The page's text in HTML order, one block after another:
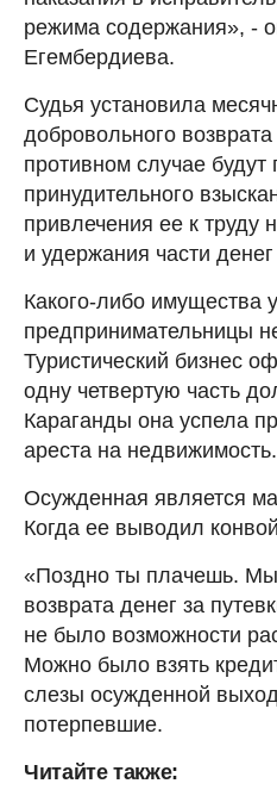
режима содержания», -
Егембердиева.
Судья установила
добровольного
противном случае
принудительного
привлечения ее к труду
и удержания части
Какого-либо имущества у
предпринимательницы
Туристический бизнес
одну четвертую часть
Караганды она успела
ареста на недвижимость.
Осужденная является
Когда ее выводил
«Поздно ты плачешь.
возврата денег за
не было возможности
Можно было взять
слезы осужденной
потерпевшие.
Читайте также: